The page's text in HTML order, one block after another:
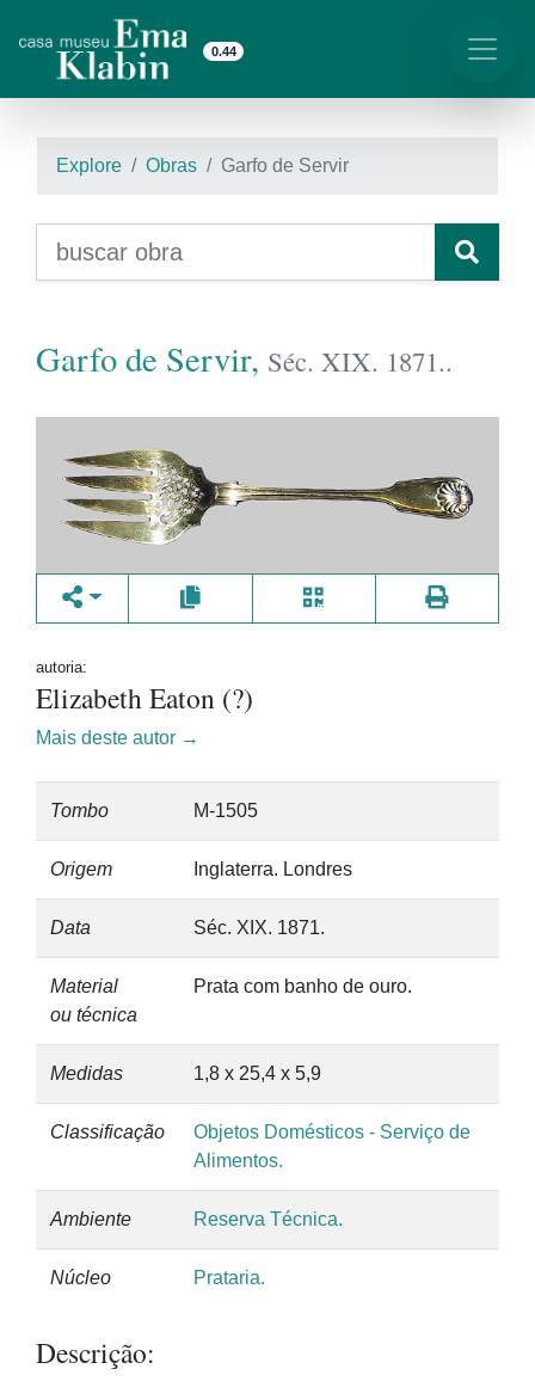
0.44
Explore Obras Garfo de Servir
Garfo de Servir, Séc. XIX. 1871..
autoria:
Elizabeth Eaton (?)
Mais deste autor →
Tombo M-1505
Origem Inglaterra. Londres
Data Séc. XIX. 1871.
Material
ou técnica
Prata com banho de ouro.
Medidas 1,8 x 25,4 x 5,9
Classificação
Objetos Domésticos - Serviço de
Alimentos.
Ambiente Reserva Técnica.
Núcleo Prataria.
Descrição: